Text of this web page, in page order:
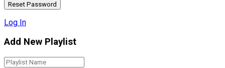
Log In
Add New Playlist